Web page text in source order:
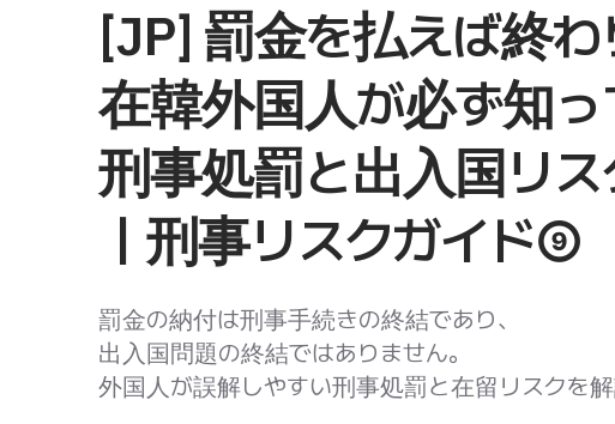
[JP] 罰金を払えば終わ
在韓外国人が必ず知っ
刑事処罰と出入国リス
｜刑事リスクガイド⑨
罰金の納付は刑事手続きの終結であり、
出入国問題の終結ではありません。
外国人が誤解しやすい刑事処罰と在留リスクを解